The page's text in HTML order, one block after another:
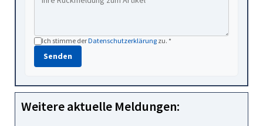
Ich stimme derDatenschutzerklärung zu. *
Senden
Weitere aktuelle Meldungen: